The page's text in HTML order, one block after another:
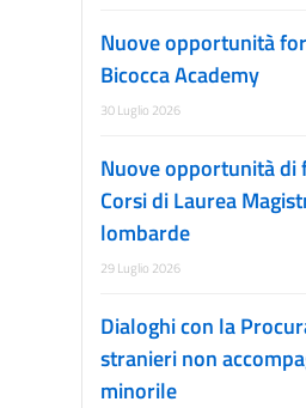
Nuove opportunità
Bicocca Academy
30 Luglio 2026
Nuove opportunità di
Corsi di Laurea
lombarde
29 Luglio 2026
Dialoghi con la
stranieri non
minorile